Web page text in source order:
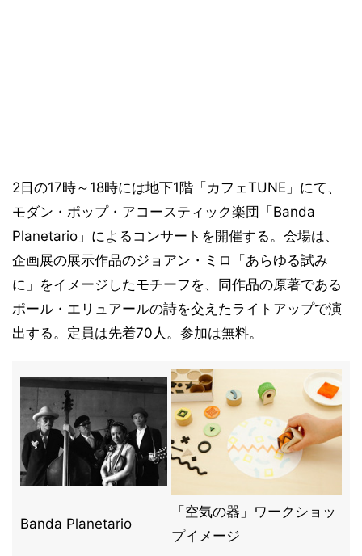
2日の17時～18時には地下1階「カフェTUNE」にて、
モダン・ポップ・アコースティック楽団「Banda
Planetario」によるコンサートを開催する。会場は、
企画展の展示作品のジョアン・ミロ「あらゆる試み
に」をイメージしたモチーフを、同作品の原著である
ポール・エリュアールの詩を交えたライトアップで演
出する。定員は先着70人。参加は無料。
Banda Planetario
「空気の器」ワークショッ
プイメージ